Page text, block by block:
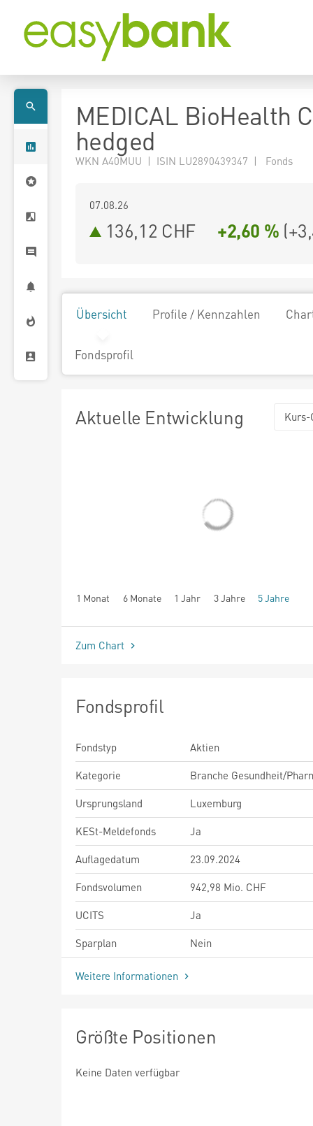
MEDICAL BioHealth
hedged
WKN A40MUU | ISIN LU2890439347 | Fonds
07.08.26
136,12 CHF +2,60 % (
Übersicht Profile / Kennzahlen
Fondsprofil
Aktuelle Entwicklung Kurs-
1 Monat 6 Monate 1 Jahr 3 Jahre 5 Jahre
seit Beginn
Zum Chart
Fondsprofil
Fondstyp
Aktien
Kategorie
Branche Gesundheit/
Ursprungsland
Luxemburg
KESt-Meldefonds
Ja
Auflagedatum
23.09.2024
Fondsvolumen
942,98 Mio. CHF
UCITS
Ja
Sparplan
Nein
Weitere Informationen
Größte Positionen
Keine Daten verfügbar